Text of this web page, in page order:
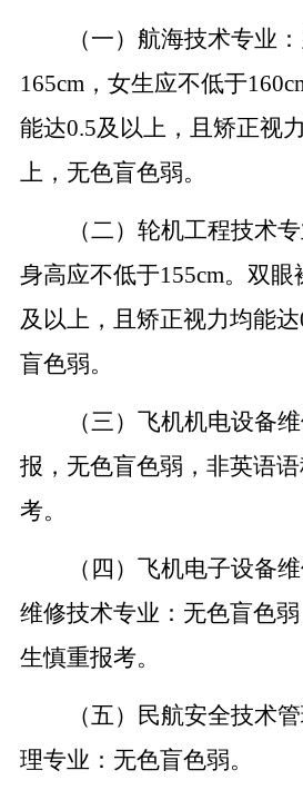
（一）航海技术专业
165cm，女生应不低于
能达0.5及以上，且矫正视
上，无色盲色弱。
（二）轮机工程技术
身高应不低于155cm。双
及以上，且矫正视力均能
盲色弱。
（三）飞机机电设备
报，无色盲色弱，非英语
考。
（四）飞机电子设备
维修技术专业：无色盲色
生慎重报考。
（五）民航安全技术
理专业：无色盲色弱。